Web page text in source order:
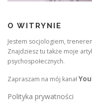
O WITRYNIE
Jestem socjologiem,
Znajdziesz tu także moje
psychospołecznych.
Zapraszam na mój kanał
Polityka prywatności